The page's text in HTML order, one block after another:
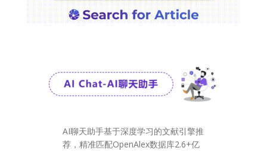
AI聊天助手基于深度学习的文献引擎推
荐，精准匹配OpenAlex数据库2.6+亿